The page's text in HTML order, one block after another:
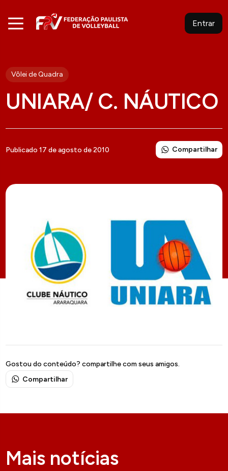
Entrar
Vôlei de Quadra
UNIARA/ C. NÁUTICO
Publicado 17 de agosto de 2010 Compartilhar
Gostou do conteúdo? compartilhe com seus amigos.
Compartilhar
Mais notícias